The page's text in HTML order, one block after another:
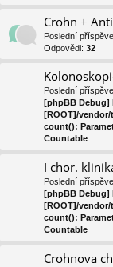
Crohn +
Poslední
Odpovědi: 32
Poslední
[phpBB Debug]
[ROOT]/
count():
Countable
I chor.
Poslední
[phpBB Debug]
[ROOT]/
count():
Countable
Crohnova